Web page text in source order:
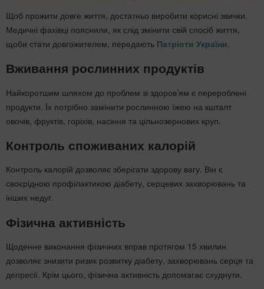
Щоб прожити довге життя, достатньо виробити корисні звички.
Медичні фахівці пояснили, як слід змінити свій спосіб життя,
щоби стати довгожителем, передають Патріоти України
Вживання рослинних продуктів
Найкоротшим шляхом до проблем зі здоров’ям є перероблені
продукти. Їх потрібно замінити рослинною їжею на кшталт
овочів, фруктів, горіхів, насіння та цільнозернових круп.
Контроль споживаних калорій
Контроль калорій дозволяє зберігати здорову вагу. Він є
своєрідною профілактикою діабету, серцевих захворювань та
інших недуг.
Фізична активність
Щоденне виконання фізичних вправ протягом 15 хвилин
дозволяє знизити ризик розвитку діабету, захворювань серця та
депресії. Крім цього, фізична активність допомагає схуднути.